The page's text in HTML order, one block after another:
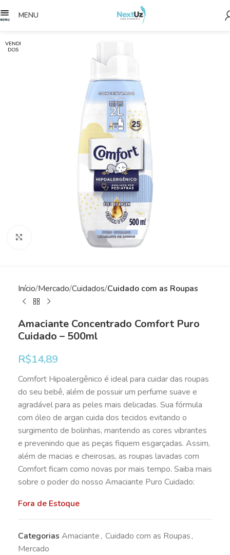
MENU
VENDI
DOS
Clique para ampliar
Início Mercado Cuidados Cuidado com as Roupas
Amaciante Concentrado Comfort Puro
Cuidado – 500ml
R$14,89
Comfort Hipoalergênico é ideal para cuidar das roupas
do seu bebê, além de possuir um perfume suave e
agradável para as peles mais delicadas. Sua fórmula
com óleo de argan cuida dos tecidos evitando o
surgimento de bolinhas, mantendo as cores vibrantes
e prevenindo que as peças fiquem esgarçadas. Assim,
além de macias e cheirosas, as roupas lavadas com
Comfort ficam como novas por mais tempo. Saiba mais
sobre o poder do nosso Amaciante Puro Cuidado:
Fora de Estoque
Categorias Amaciante, Cuidado com as Roupas,
Mercado